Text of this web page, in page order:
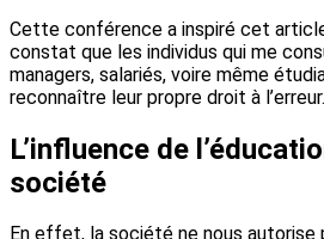
Cette conférence a inspiré cet
constat que les individus qui me
managers, salariés, voire même
reconnaître leur propre droit à l’erreur.
L’influence de
société
En effet, la société ne nous autorise